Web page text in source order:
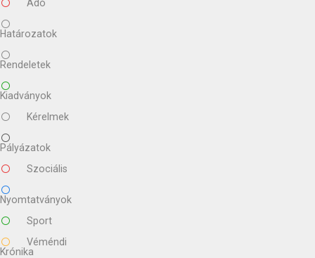
Adó
Határozatok
Rendeletek
Kiadványok
Kérelmek
Pályázatok
Szociális
Nyomtatványok
Sport
Véméndi
Krónika